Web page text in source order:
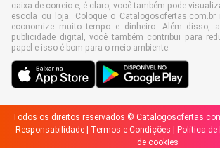
caixa de correio e, é claro, você também pode
escola ou loja. Coloque o
economize muito tempo e dinheiro. Além disso,
publicidade digital, você também contribui para
papel e isso é bom para o meio ambiente.
Todos os direitos reservados ©
Responsabilidade
Termos e Condições Política de
de cookies